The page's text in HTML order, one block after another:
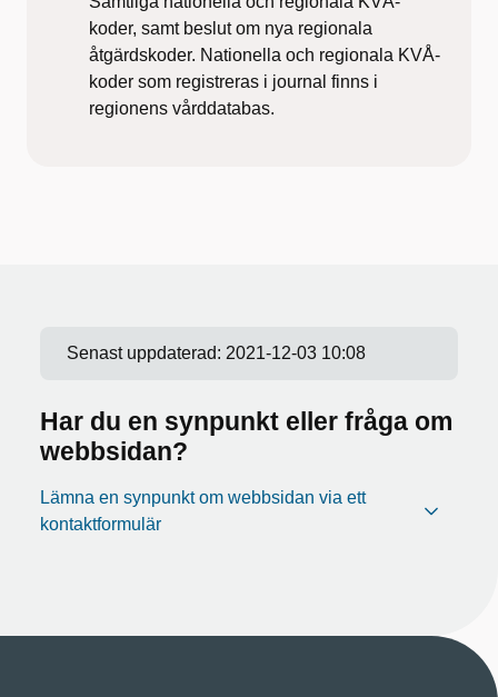
koder, samt beslut om nya regionala
åtgärdskoder. Nationella och regionala KVÅ-
koder som registreras i journal finns i
regionens vårddatabas.
Senast uppdaterad: 2021-12-03 10:08
Har du en synpunkt eller fråga om
webbsidan?
Lämna en synpunkt om webbsidan via ett
kontaktformulär